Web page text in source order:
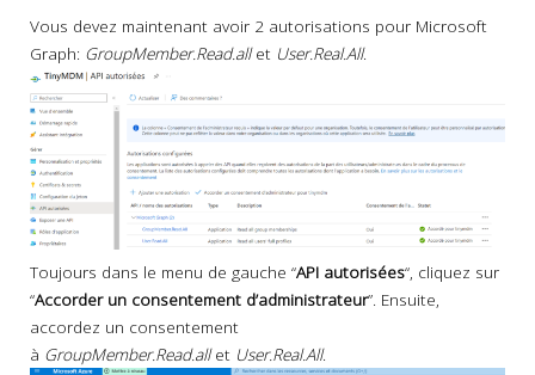
Vous devez maintenant avoir 2 autorisations pour Microsoft
Graph: GroupMember.Read.allet User.Real.All.
Toujours dans le menu de gauche “API autorisées“, cliquez sur
“Accorder un consentement d’administrateur”. Ensuite,
accordez un consentement
à GroupMember.Read.allet User.Real.All.